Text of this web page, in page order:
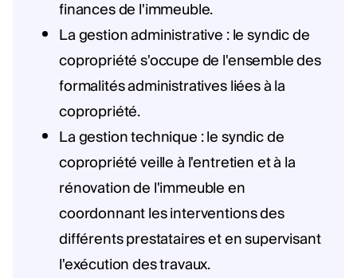
finances de l'immeuble.
La gestion administrative : le syndic de
copropriété s'occupe de l'ensemble des
formalités administratives liées à la
copropriété.
La gestion technique : le syndic de
copropriété veille à l'entretien et à la
rénovation de l'immeuble en
coordonnant les interventions des
différents prestataires et en supervisant
l'exécution des travaux.